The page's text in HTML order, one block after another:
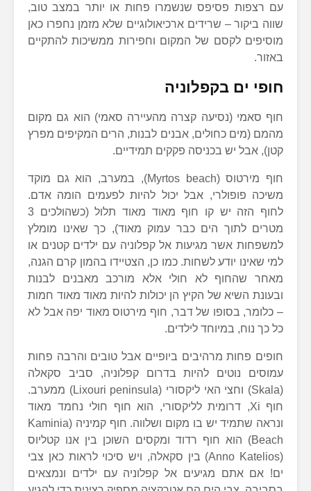
עם רצפות פסיפס שנשמרו פחות או יותר במצב טוב,
שווה ביקור – שרידים ארכיאולוגיים שלא מזמן נחפרו כאן
מוסיפים לקסם של המקום וחפירות ממשיכות להתקיים
באזור.
חופי ים בקפלוניה
חוף סאמי (נסיעה קצרה מהעיירה סאמי) הוא גם מקום
מהמם (מים כחולים, אבנים לבנות, הרים המקיפים מפרץ
קטן), אבל יש בכניסה פקקים תמידיים.
חוף מירטוס (Myrtos beach), במערב, הוא גם מוקד
משיכה פופולרי, אבל יכול להיות לפעמים הומה אדם.
לחוף הזה יש קו חוף מאוד מאוד תלול (כשהולכים 3
מטרים לתוך הים כבר עמוק מאוד), כך שאינו מומלץ
למשפחות אשר מגיעות אל קפלוניה עם ילדים קטנים או
למי שאינו יודע לשחות. כמו כן, הצטיידו בהמון קרם הגנה,
מאחר שהחוף לא חולי אלא מורכב מאבנים לבנות
ובעונת השיא של הקיץ הן יכולות להיות מאוד מאוד חמות
– כלומר, בסופו של דבר, חוף מירטוס מאוד יפה אבל לא
כל כך נוח, במיוחד לילדים.
חופים פחות מרהיבים ביופיים אבל טובים והרבה פחות
עמוסים נוטים להיות בדרום קפלוניה, סביב סקאלה
(Skala) וחצי האי ליקסורי (Lixouri peninsula) ממערב.
חוף Xi, דרומית לליקסורי, הוא חוף חולי נחמד מאוד
ונראה שתמיד יש בו מקום ושלווה. חוף קמיניה (Kaminia
Beach) הוא חוף רדוד ומקסים השוכן בין אנו קטליוס
(Anno Katelios) בין סקאלה, ויש סיכוי לראות כאן צבי
ים! אם אתם מגיעים אל קפלוניה עם ילדים ונמצאים